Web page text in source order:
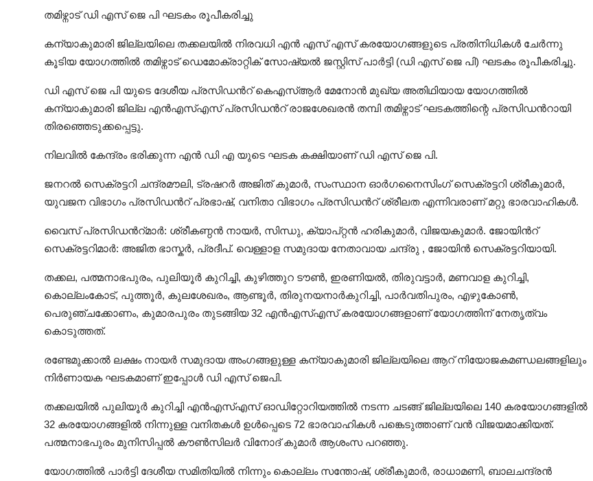
തമിഴ്നാട് ഡി എസ് ജെ പി ഘടകം രൂപീകരിച്ചു
കന്യാകുമാരി ജില്ലയിലെ തക്കലയിൽ നിരവധി എൻ എസ് എസ് കരയോഗങ്ങളുടെ പ്രതിനിധികൾ ചേർന്നു
കൂടിയ യോഗത്തിൽ തമിഴ്നാട് ഡെമോക്രാറ്റിക് സോഷ്യൽ ജസ്റ്റിസ് പാർട്ടി (ഡി എസ് ജെ പി) ഘടകം രൂപീകരിച്ചു.
ഡി എസ് ജെ പി യുടെ ദേശീയ പ്രസിഡൻറ് കെഎസ്ആർ മേനോൻ മുഖ്യ അതിഥിയായ യോഗത്തിൽ
കന്യാകുമാരി ജില്ല എൻഎസ്എസ് പ്രസിഡൻറ് രാജശേഖരൻ തമ്പി തമിഴ്നാട് ഘടകത്തിന്റെ പ്രസിഡൻറായി
തിരഞ്ഞെടുക്കപ്പെട്ടു.
നിലവില്‍ കേന്ദ്രം ഭരിക്കുന്ന എന്‍ ഡി എ യുടെ ഘടക കക്ഷിയാണ് ഡി എസ് ജെ പി.
ജനറൽ സെക്രട്ടറി ചന്ദ്രമൗലി, ട്രഷറർ അജിത് കുമാർ, സംസ്ഥാന ഓർഗനൈസിംഗ് സെക്രട്ടറി ശ്രീകുമാർ,
യുവജന വിഭാഗം പ്രസിഡൻറ് പ്രഭാഷ്, വനിതാ വിഭാഗം പ്രസിഡൻറ് ശ്രീലത എന്നിവരാണ് മറ്റു ഭാരവാഹികൾ.
വൈസ് പ്രസിഡൻറ്മാർ: ശ്രീകണ്ഠൻ നായർ, സിന്ധു, ക്യാപ്റ്റൻ ഹരികുമാർ, വിജയകുമാർ. ജോയിൻറ്
സെക്രട്ടറിമാർ: അജിത ഭാസ്കർ, പ്രദീപ്. വെള്ളാള സമുദായ നേതാവായ ചന്ദ്രു , ജോയിൻ സെക്രട്ടറിയായി.
തക്കല, പത്മനാഭപുരം, പുലിയൂർ കുറിച്ചി, കുഴിത്തുറ ടൗൺ, ഇരണിയൽ, തിരുവട്ടാർ, മണവാള കുറിച്ചി,
കൊല്ലംകോട്, പുത്തൂർ, കുലശേഖരം, ആണ്ടൂർ, തിരുനയനാർകുറിച്ചി, പാർവതിപുരം, എഴുകോൺ,
പെരുഞ്ചക്കോണം, കുമാരപുരം തുടങ്ങിയ 32 എൻഎസ്എസ് കരയോഗങ്ങളാണ് യോഗത്തിന് നേതൃത്വം
കൊടുത്തത്.
രണ്ടേമുക്കാൽ ലക്ഷം നായർ സമുദായ അംഗങ്ങളുള്ള കന്യാകുമാരി ജില്ലയിലെ ആറ് നിയോജകമണ്ഡലങ്ങളിലും
നിർണായക ഘടകമാണ് ഇപ്പോൾ ഡി എസ് ജെപി.
തക്കലയിൽ പുലിയൂർ കുറിച്ചി എൻഎസ്എസ് ഓഡിറ്റോറിയത്തിൽ നടന്ന ചടങ്ങ് ജില്ലയിലെ 140 കരയോഗങ്ങളിൽ
32 കരയോഗങ്ങളിൽ നിന്നുള്ള വനിതകൾ ഉൾപ്പെടെ 72 ഭാരവാഹികൾ പങ്കെടുത്താണ് വൻ വിജയമാക്കിയത്.
പത്മനാഭപുരം മുനിസിപ്പൽ കൗൺസിലർ വിനോദ് കുമാർ ആശംസ പറഞ്ഞു.
യോഗത്തിൽ പാർട്ടി ദേശീയ സമിതിയിൽ നിന്നും കൊല്ലം സന്തോഷ്, ശ്രീകുമാർ, രാധാമണി, ബാലചന്ദ്രൻ